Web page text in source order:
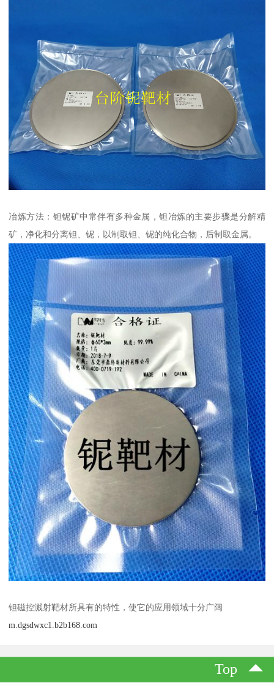
冶炼方法：钽铌矿中常伴有多种金属，钽冶炼的主要步骤是分解精
矿，净化和分离钽、铌，以制取钽、铌的纯化合物，后制取金属。
钽磁控溅射靶材所具有的特性，使它的应用领域十分广阔
m.dgsdwxc1.b2b168.com
Top